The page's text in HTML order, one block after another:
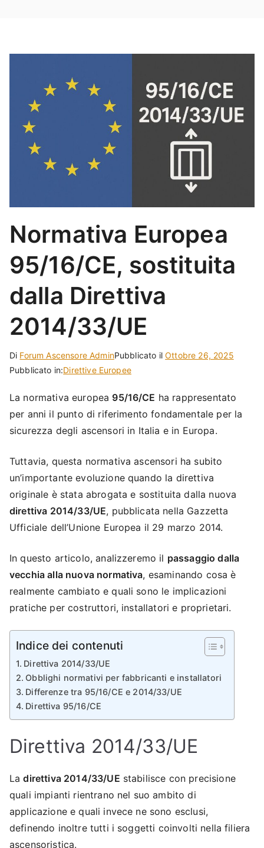
Normativa Europea
95/16/CE, sostituita
dalla Direttiva
2014/33/UE
Di Forum Ascensore AdminPubblicato ilOttobre 26, 2025
Pubblicato in:Direttive Europee
La normativa europea 95/16/CE ha rappresentato
per anni il punto di riferimento fondamentale per la
sicurezza degli ascensori in Italia e in Europa.
Tuttavia, questa normativa ascensori ha subito
un’importante evoluzione quando la direttiva
originale è stata abrogata e sostituita dalla nuova
direttiva 2014/33/UE, pubblicata nella Gazzetta
Ufficiale dell’Unione Europea il 29 marzo 2014.
In questo articolo, analizzeremo il passaggio dalla
vecchia alla nuova normativa, esaminando cosa è
realmente cambiato e quali sono le implicazioni
pratiche per costruttori, installatori e proprietari.
Indice dei contenuti
Direttiva 2014/33/UE
Obblighi normativi per fabbricanti e installatori
Differenze tra 95/16/CE e 2014/33/UE
Direttiva 95/16/CE
Direttiva 2014/33/UE
Ladirettiva 2014/33/UE stabilisce con precisione
quali impianti rientrano nel suo ambito di
applicazione e quali invece ne sono esclusi,
definendo inoltre tutti i soggetti coinvolti nella filiera
ascensoristica.